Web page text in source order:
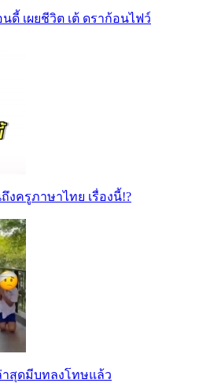
ดี้ เผยชีวิต เต้ ดราก้อนไฟว์
งครูภาษาไทย เรื่องนี้!?
สุดมีบทลงโทษแล้ว